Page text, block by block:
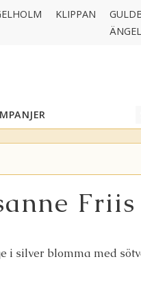
KLIPPAN
i silver blomma med